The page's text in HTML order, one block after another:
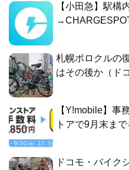
【小田急】駅構
札幌ポロクルの
はその後か（ド
【Y!mobile】事
トアで9月末ま
ドコモ・バイク